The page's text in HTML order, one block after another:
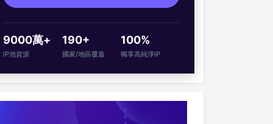
9000萬+
IP池資源
190+
國家/地區覆蓋
100%
獨享高純淨IP